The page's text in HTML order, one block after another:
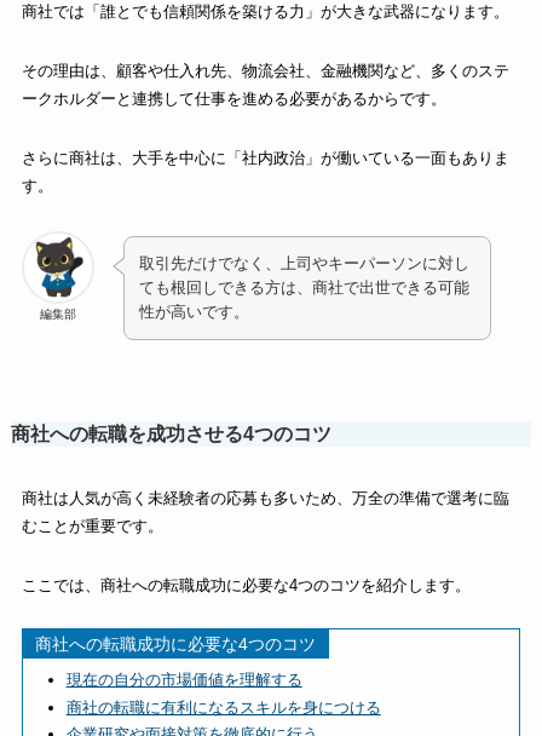
商社では「誰とでも信頼関係を築ける力」が大きな武器になります。
その理由は、顧客や仕入れ先、物流会社、金融機関など、多くのステ
ークホルダーと連携して仕事を進める必要があるからです。
さらに商社は、大手を中心に「社内政治」が働いている一面もありま
す。
編集部
取引先だけでなく、上司やキーパーソンに対し
ても根回しできる方は、商社で出世できる可能
性が高いです。
商社への転職を成功させる4つのコツ
商社は人気が高く未経験者の応募も多いため、万全の準備で選考に臨
むことが重要です。
ここでは、商社への転職成功に必要な4つのコツを紹介します。
商社への転職成功に必要な4つのコツ
現在の自分の市場価値を理解する
商社の転職に有利になるスキルを身につける